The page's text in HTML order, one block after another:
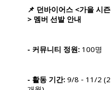
📌 던바이어스 <가을 시즌
> 멤버 선발 안내
- 커뮤니티 정원:100명
- 활동 기간:9/8 - 11/2 (2